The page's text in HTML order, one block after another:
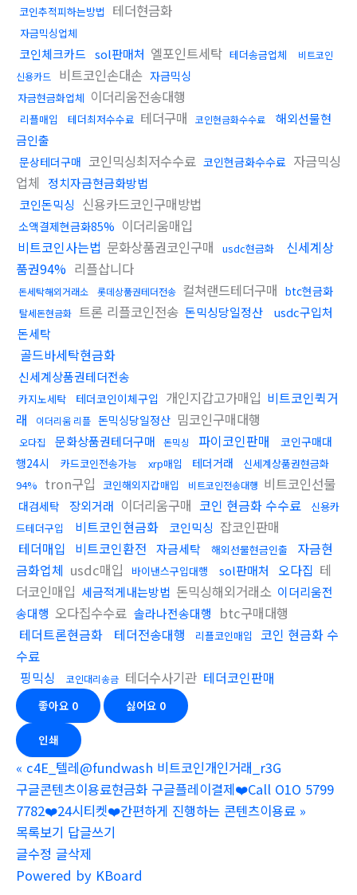
코인추적피하는방법 테더현금화
자금믹싱업체
코인체크카드 sol판매처 엘포인트세탁 테더송금업체
비트코인
신용카드
비트코인손대손 자금믹싱
자금현금화업체 이더리움전송대행
리플매입 테더최저수수료 테더구매 코인현금화수수료
해외선물현
금인출
문상테더구매 코인믹싱최저수수료 코인현금화수수료 자금믹싱
업체
정치자금현금화방법
코인돈믹싱 신용카드코인구매방법
소액결제현금화85% 이더리움매입
비트코인사는법 문화상품권코인구매 usdc현금화
신세계상
품권94% 리플삽니다
돈세탁해외거래소 롯데상품권테더전송 컬쳐랜드테더구매 btc현금화
탈세돈현금화 트론 리플코인전송 돈믹싱당일정산
usdc구입처
돈세탁
골드바세탁현금화
신세계상품권테더전송
카지노세탁 테더코인이체구입 개인지갑고가매입 비트코인퀵거
래
이더리움 리플 돈믹싱당일정산 밈코인구매대행
오다집 문화상품권테더구매 돈믹싱 파이코인판매
코인구매대
행24시
카드코인전송가능 xrp매입 테더거래
신세계상품권현금화
94% tron구입 코인해외지갑매입 비트코인전송대행 비트코인선물
대검세탁 장외거래 이더리움구매 코인 현금화 수수료
신용카
드테더구입
비트코인현금화 코인믹싱 잡코인판매
테더매입 비트코인환전 자금세탁 해외선물현금인출
자금현
금화업체 usdc매입 바이낸스구입대행 sol판매처 오다집 테
더코인매입 세금적게내는방법 돈믹싱해외거래소 이더리움전
송대행 오다집수수료 솔라나전송대행
btc구매대행
테더트론현금화
테더전송대행 리플코인매입
코인 현금화 수
수료
핑믹싱
코인대리송금 테더수사기관 테더코인판매
좋아요 0 싫어요 0
인쇄
« c4E_텔레@fundwash 비트코인개인거래_r3G
구글콘텐츠이용료현금화 구글플레이결제❤️Call O1O 5799
7782❤️24시티켓❤️간편하게 진행하는 콘텐츠이용료 »
목록보기 답글쓰기
글수정 글삭제
Powered by KBoard